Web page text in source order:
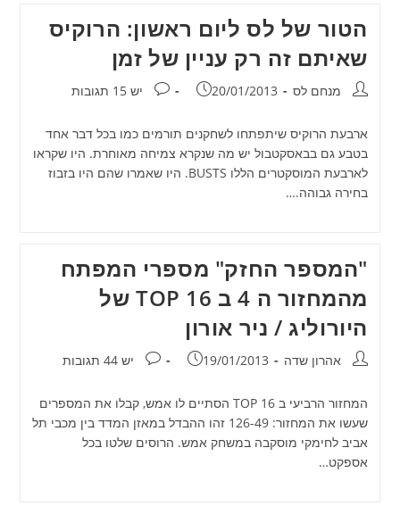
הטור של לס ליום ראשון: הרוקיס
שאיתם זה רק עניין של זמן
מחבר:מנחם לס פורסם:
20/01/2013 תגובות:
יש 15 תגובות
ארבעת הרוקיס שיתפתחו לשחקנים תורמים כמו בכל דבר אחד
בטבע גם בבאסקטבול יש מה שנקרא צמיחה מאוחרת. היו שקראו
לארבעת המוסקטרים הללו BUSTS. היו שאמרו שהם היו בזבוז
בחירה גבוהה.…
"המספר החזק" מספרי המפתח
מהמחזור ה 4 ב TOP 16 של
היורוליג / ניר אורון
מחבר:אהרון שדה פורסם:
19/01/2013 תגובות:
יש 44 תגובות
המחזור הרביעי ב TOP 16 הסתיים לו אמש, קבלו את המספרים
שעשו את המחזור: 126-49 זהו ההבדל במאזן המדד בין מכבי תל
אביב לחימקי מוסקבה במשחק אמש. הרוסים שלטו בכל
אספקט…